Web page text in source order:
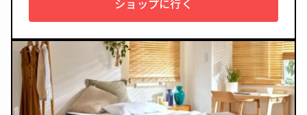
ショップに行く